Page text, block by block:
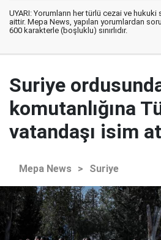
UYARI: Yorumların her türlü cezai ve
aittir. Mepa News, yapılan yorumlardan
600 karakterle (boşluklu) sınırlıdır.
Suriye
komutanlığına
vatandaşı isim
Mepa News > Suriye